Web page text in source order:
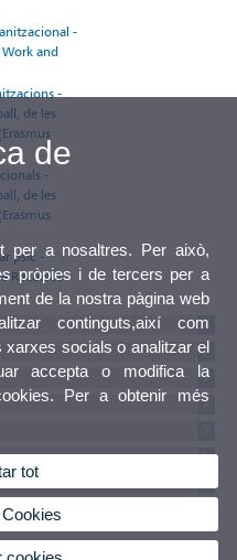
-
and
-
de les
-
de les
psic -
Recursos
de
per a nosaltres. Per això,
pròpies i de tercers per a
de la nostra pàgina web
continguts,així com
xarxes socials o analitzar el
accepta o modifica la
Per a obtenir més
tot